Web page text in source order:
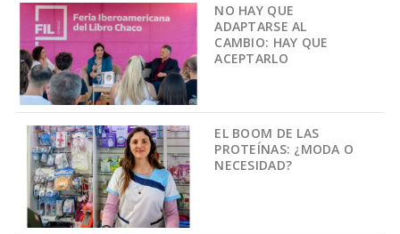
NO HAY QUE
ADAPTARSE AL
CAMBIO: HAY QUE
ACEPTARLO
EL BOOM DE LAS
PROTEÍNAS: ¿MODA O
NECESIDAD?